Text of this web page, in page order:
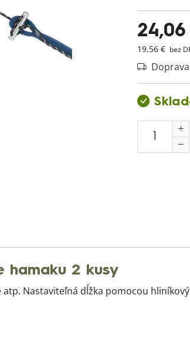
19,56 € bez
hamaku 2 kusy
Nastaviteľná dĺžka pomocou